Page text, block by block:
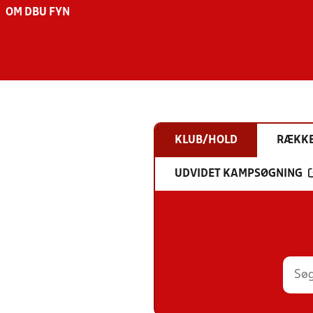
OM DBU FYN
KLUB/HOLD
UDVIDET KAMPSØGNING